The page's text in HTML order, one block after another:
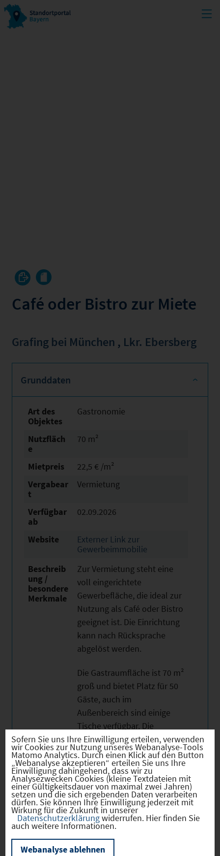
Café oder Bistro zur Miete
Grafing bei München , Lkr. Ebersberg
Grunddaten
Art des
Objektes
Gastronomie
Nutzfläch
e
70 m²
Mietpreis
22,5 € /m²
Vergabear
t
Vermietung
Verfügbar
ab
02.09.2026
Website
Externer Link zur
Gewerbeimmobilie
Beschreib
ung /
besondere
Merkmale
Zur Vermietung steht eine
voll eingerichtete
Gewerbefläche, die ideal zur
Nutzung als Café oder Bistro
geeignet ist. Die Einrichtung
kann nach Rücksprache
abgelöst werden.
Die Gastraumfläche ist 70 m²
groß und bietet Platz für 50
Gäste, auch im
Außenbereich sind einige
Tische verfügbar. Die
Nebenfläche beläuft sich auf
30 m².
Bilder
Sofern Sie uns Ihre Einwilligung erteilen, verwenden
wir Cookies zur Nutzung unseres Webanalyse-Tools
Matomo Analytics. Durch einen Klick auf den Button
„Webanalyse akzeptieren“ erteilen Sie uns Ihre
Einwilligung dahingehend, dass wir zu
Analysezwecken Cookies (kleine Textdateien mit
einer Gültigkeitsdauer von maximal zwei Jahren)
setzen und die sich ergebenden Daten verarbeiten
dürfen. Sie können Ihre Einwilligung jederzeit mit
Wirkung für die Zukunft in unserer
Datenschutzerklärungwiderrufen. Hier finden Sie
auch weitere Informationen.
Webanalyse ablehnen